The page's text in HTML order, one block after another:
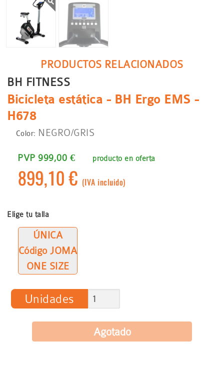
PRODUCTOS RELACIONADOS
BH FITNESS
Bicicleta estática - BH Ergo EMS -
H678
Color: NEGRO/GRIS
PVP 999,00 € producto en oferta
899,10 € (IVA incluido)
Elige tu talla
ÚNICA
Código JOMA
ONE SIZE
Unidades